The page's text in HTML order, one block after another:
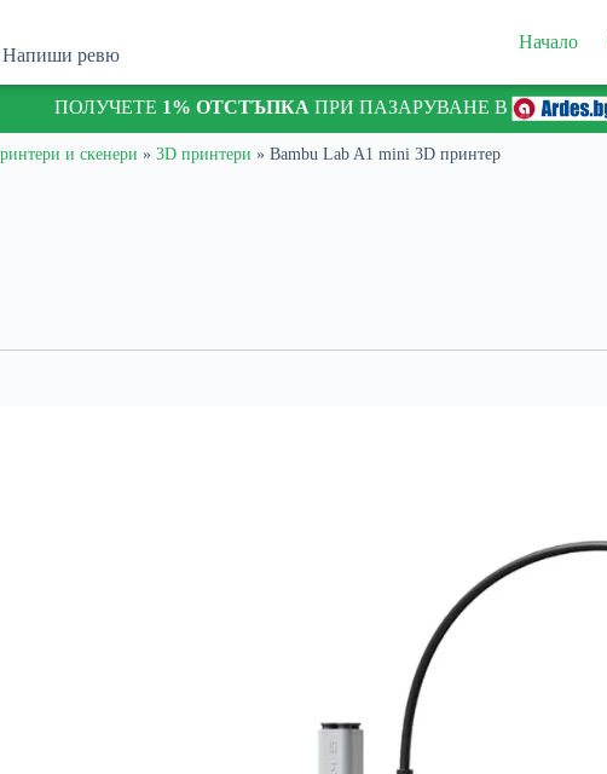
ревю
Начало
ПОЛУЧЕТЕ 1% ОТСТЪПКА ПРИ ПАЗАРУВАНЕ В
и скенери » 3D принтери » Bambu Lab A1 mini 3D принтер